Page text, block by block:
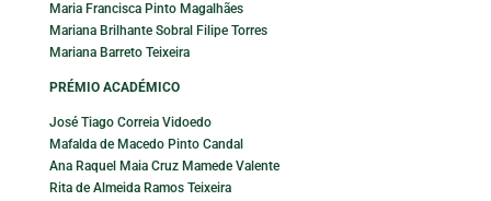
Maria Francisca Pinto Magalhães
Mariana Brilhante Sobral Filipe Torres
Mariana Barreto Teixeira
PRÉMIO ACADÉMICO
José Tiago Correia Vidoedo
Mafalda de Macedo Pinto Candal
Ana Raquel Maia Cruz Mamede Valente
Rita de Almeida Ramos Teixeira